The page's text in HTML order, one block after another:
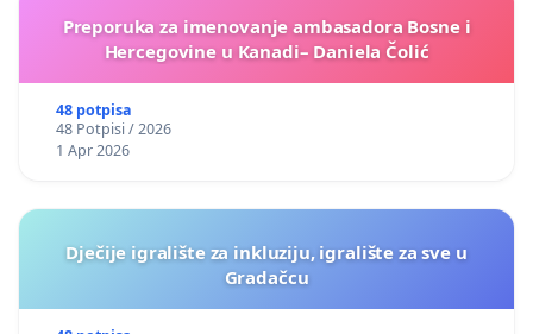
Preporuka za imenovanje ambasadora Bosne i
Hercegovine u Kanadi– Daniela Čolić
48 potpisa
48 Potpisi / 2026
1 Apr 2026
Dječije igralište za inkluziju, igralište za sve u
Gradačcu